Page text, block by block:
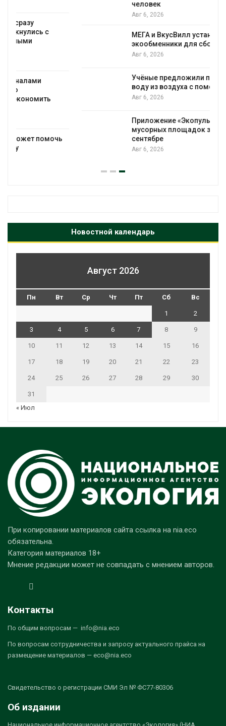
МЕГА и ВкусВилл установили
экообменники для сбора вторсырья
Учёные предложили получать питьевую
воду из воздуха с помощью ветра
Приложение «Экопульс» для контроля
мусорных площадок запустят в
Новостной календарь
Август 2026
Пн Вт Ср Чт Пт Сб Вс
1 2
3 4 5 6 7 8 9
10 11 12 13 14 15 16
17 18 19 20 21 22 23
24 25 26 27 28 29 30
31
« Июл
При копировании материалов сайта ссылка на nia.eco
обязательна.
Категория материалов 18+
Мнение редакции может не совпадать с мнением авторов.
Контакты
По общим вопросам — info@nia.eco
По вопросам сотрудничества и запросу актуального прайса на
размещение материалов — eco@nia.eco
Свидетельство о регистрации СМИ Эл № ФС77-80306
Об издании